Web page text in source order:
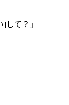
して？」